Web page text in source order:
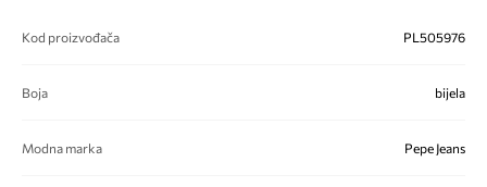
Kod proizvođača PL505976
Boja bijela
Modna marka Pepe Jeans